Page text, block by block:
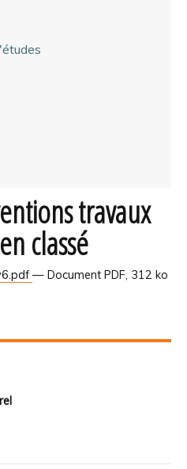
travaux
classé
— Document PDF, 312 ko